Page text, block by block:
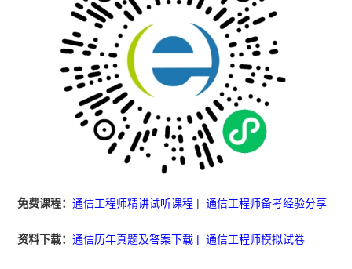
免费课程：通信工程师精讲试听课程 |通信工程师备考经验分享
资料下载：通信历年真题及答案下载 |通信工程师模拟试卷